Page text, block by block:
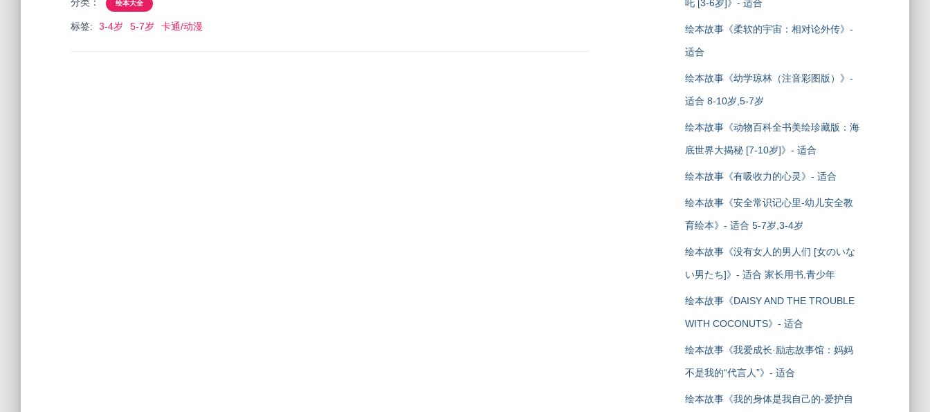
绘本大全
标签: 3-4岁 5-7岁 卡通/动漫
吒 [3-6岁]》- 适合
绘本故事《柔软的宇宙：相对论外传》-
适合
绘本故事《幼学琼林（注音彩图版）》-
适合 8-10岁,5-7岁
绘本故事《动物百科全书美绘珍藏版：海
底世界大揭秘 [7-10岁]》- 适合
绘本故事《有吸收力的心灵》- 适合
绘本故事《安全常识记心里-幼儿安全教
育绘本》- 适合 5-7岁,3-4岁
绘本故事《没有女人的男人们 [女のいな
い男たち]》- 适合 家长用书,青少年
绘本故事《DAISY AND THE TROUBLE
WITH COCONUTS》- 适合
绘本故事《我爱成长·励志故事馆：妈妈
不是我的“代言人”》- 适合
绘本故事《我的身体是我自己的-爱护自